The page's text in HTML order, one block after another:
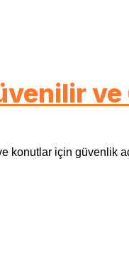
konutlar için güvenlik